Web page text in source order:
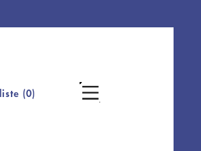
(0)